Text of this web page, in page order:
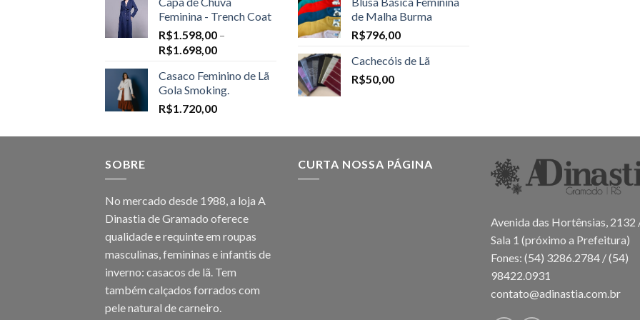
Feminina - Trench Coat
R$1.598,00 –
R$1.698,00Price
R$1.598,00
through
R$1.698,00
Casaco Feminino de Lã
Gola Smoking.
R$1.720,00
de Malha Burma
R$796,00
Cachecóis de Lã
R$50,00
SOBRE
No mercado desde 1988, a loja A
Dinastia de Gramado oferece
qualidade e requinte em roupas
masculinas, femininas e infantis de
inverno: casacos de lã. Tem
também calçados forrados com
pele natural de carneiro.
CURTA NOSSA PÁGINA
Avenida das Hortênsias, 2132
Sala 1 (próximo a Prefeitura)
Fones: (54) 3286.2784 / (54)
98422.0931
contato@adinastia.com.br